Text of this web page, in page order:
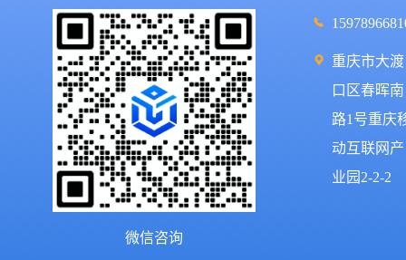
微信咨询
重庆市大渡
口区春晖南
路1号重庆
动互联网产
业园2-2-2